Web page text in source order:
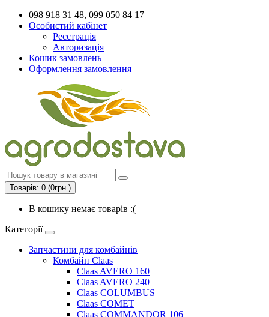
098 918 31 48, 099 050 84 17
Особистий кабінет
Реєстрація
Авторизація
Кошик замовлень
Оформлення замовлення
Товарів: 0 (0грн.)
В кошику немає товарів :(
Категорії
Запчастини для комбайнів
Комбайн Claas
Claas AVERO 160
Claas AVERO 240
Claas COLUMBUS
Claas COMET
Claas COMMANDOR 106